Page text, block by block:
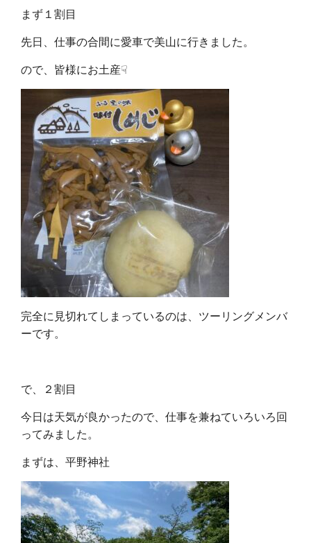
まず１割目
先日、仕事の合間に愛車で美山に行きました。
ので、皆様にお土産☟
完全に見切れてしまっているのは、ツーリングメンバ
ーです。
で、２割目
今日は天気が良かったので、仕事を兼ねていろいろ回
ってみました。
まずは、平野神社